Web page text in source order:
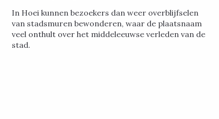
In Hoei kunnen bezoekers dan weer overblijfselen
van stadsmuren bewonderen, waar de plaatsnaam
veel onthult over het middeleeuwse verleden van de
stad.